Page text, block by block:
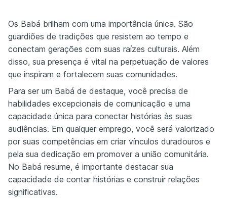
Os Babá brilham com uma importância única. São
guardiões de tradições que resistem ao tempo e
conectam gerações com suas raízes culturais. Além
disso, sua presença é vital na perpetuação de valores
que inspiram e fortalecem suas comunidades.
Para ser um Babá de destaque, você precisa de
habilidades excepcionais de comunicação e uma
capacidade única para conectar histórias às suas
audiências. Em qualquer emprego, você será valorizado
por suas competências em criar vínculos duradouros e
pela sua dedicação em promover a união comunitária.
No Babá resume, é importante destacar sua
capacidade de contar histórias e construir relações
significativas.